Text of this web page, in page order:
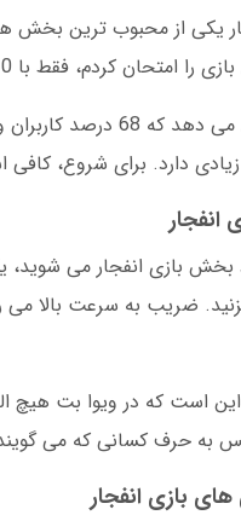
یکی از محبوب ترین بخش
فقط با 10 هزار تومان شروع کردم. خوشحالم که ریسک نکردم چون در دور اول باختم.
آمار نشان می
دارد. برای شروع،
انفجار
بخش بازی انفجار می
ضریب به سرعت بالا می
است که در ویوا بت هیچ
به حرف کسانی که می گویند
های بازی انفجار